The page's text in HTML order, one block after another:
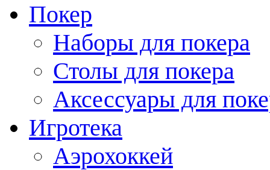
Покер
Наборы для покера
Столы для покера
Аксессуары для
Игротека
Аэрохоккей